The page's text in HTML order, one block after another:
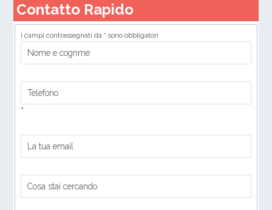
Contatto Rapido
I campi contrassegnati da * sono obbligatori
*